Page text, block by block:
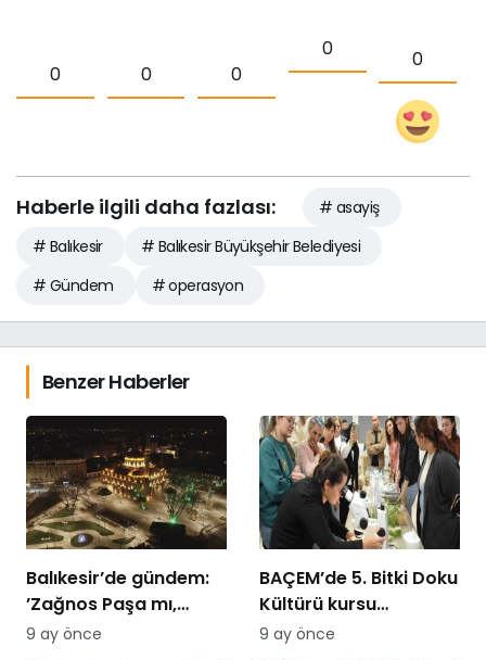
0 0 0
0 0
Haberle ilgili daha fazlası:
# asayiş
# Balıkesir
# Balıkesir Büyükşehir Belediyesi
# Gündem
# operasyon
Benzer Haberler
Balıkesir’de gündem:
’Zağnos Paşa mı,
İsmet Paşa mı
9 ay önce
BAÇEM’de 5. Bitki Doku
Kültürü kursu
tamamlandı
9 ay önce